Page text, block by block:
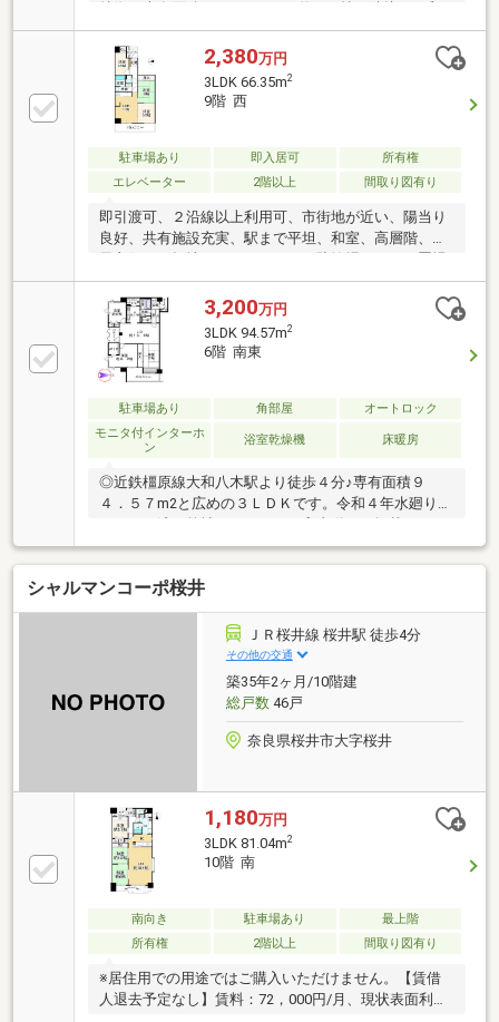
室との一体利用も可能。約30.7帖の広々空間に。・
8.40㎡の坪庭・洋室約11.0帖 ウォークインクローゼ
ット付き。 洗面室へ直接アクセス可能な間取り。・
勝手口のある独立した洗濯室 洗濯機の音が気になら
ず、静かな時間を過ごせます。・16.8㎡のバルコニ
ー 眺望良好！家族分の洗濯物をしっかり干せる、ゆ
とりのある広さです。■交通近鉄大阪線/近鉄橿原線
「大和八木」駅：徒歩3分
2,380万円
3LDK 66.35m2
9階 西
駐車場あり 即入居可
所有権
エレベーター
2階以上 間取り図有り
即引渡可、２沿線以上利用可、市街地が近い、陽当り
良好、共有施設充実、駅まで平坦、和室、高層階、通
3,200万円
3LDK 94.57m2
6階 南東
駐車場あり 角部屋
オートロック
モニタ付インターホ
ン
浴室乾燥機 床暖房
◎近鉄橿原線大和八木駅より徒歩４分♪専有面積９
４．５７m2と広めの３ＬＤＫです。令和４年水廻りリ
すのでご参考ください。
シャルマンコーポ桜井
ＪＲ桜井線 桜井駅 徒歩4分
その他の交通
築35年2ヶ月/10階建
総戸数46戸
奈良県桜井市大字桜井
1,180万円
3LDK 81.04m2
10階 南
南向き 駐車場あり
最上階
所有権
2階以上 間取り図有り
※居住用での用途ではご購入いただけません。【賃借
人退去予定なし】賃料：72，000円/月、現状表面利回